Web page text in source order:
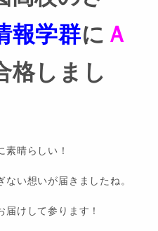
報学群に Ａ
格しまし
晴らしい！
い想いが届きましたね。
届けして参ります！